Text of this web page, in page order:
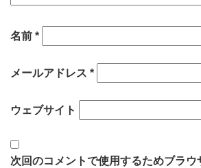
名前 *
メールアドレス *
ウェブサイト
次回のコメントで使用するためブラウ